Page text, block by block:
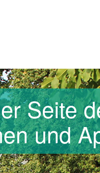
Seite
und